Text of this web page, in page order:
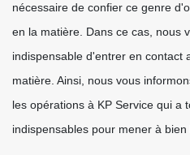
nécessaire de confier ce genre
en la matière. Dans ce cas, nous
indispensable d'entrer en contact
matière. Ainsi, nous vous
les opérations à KP Service qui a
indispensables pour mener à bien